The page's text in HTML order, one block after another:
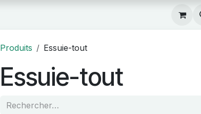
Produits Essuie-tout
Essuie-tout